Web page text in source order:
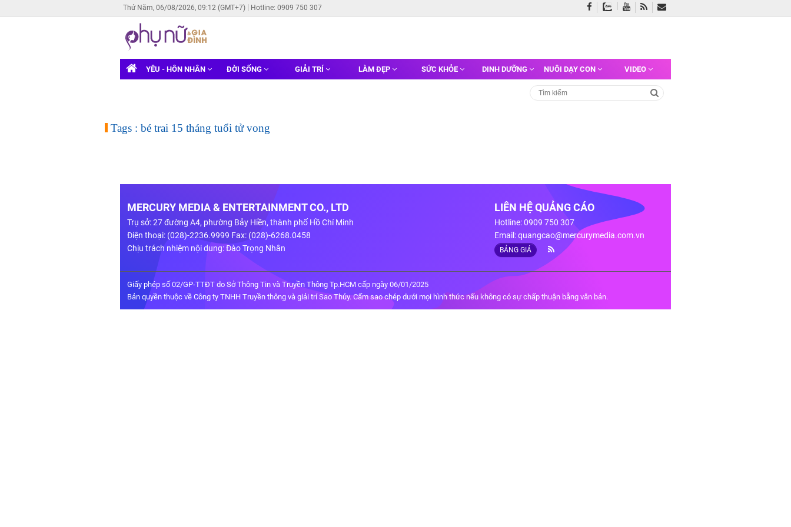
Thứ Năm, 06/08/2026, 09:12 (GMT+7) Hotline: 0909 750 307
YÊU - HÔN NHÂN ĐỜI SỐNG GIẢI TRÍ LÀM ĐẸP SỨC KHỎE DINH DƯỠNG NUÔI DẠY CON VIDEO
Tags : bé trai 15 tháng tuổi tử vong
MERCURY MEDIA & ENTERTAINMENT CO., LTD
Trụ sở: 27 đường A4, phường Bảy Hiền, thành phố Hồ Chí Minh
Điện thoại: (028)-2236.9999 Fax: (028)-6268.0458
Chịu trách nhiệm nội dung: Đào Trọng Nhân
LIÊN HỆ QUẢNG CÁO
Hotline: 0909 750 307
Email:quangcao@mercurymedia.com.vn
BẢNG GIÁ
Giấy phép số 02/GP-TTĐT do Sở Thông Tin và Truyền Thông Tp.HCM cấp ngày 06/01/2025
Bản quyền thuộc về Công ty TNHH Truyền thông và giải trí Sao Thủy. Cấm sao chép dưới mọi hình thức nếu không có sự chấp thuận bằng văn bản.